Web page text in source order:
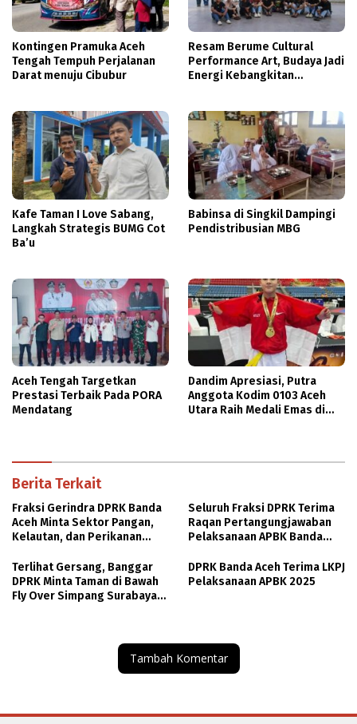
Kontingen Pramuka Aceh
Tengah Tempuh Perjalanan
Darat menuju Cibubur
Resam Berume Cultural
Performance Art, Budaya Jadi
Energi Kebangkitan
Kafe Taman I Love Sabang,
Langkah Strategis BUMG Cot
Ba’u
Babinsa di Singkil Dampingi
Pendistribusian MBG
Aceh Tengah Targetkan
Prestasi Terbaik Pada PORA
Mendatang
Dandim Apresiasi, Putra
Anggota Kodim 0103 Aceh
Utara Raih Medali Emas di
Berita Terkait
Fraksi Gerindra DPRK Banda
Aceh Minta Sektor Pangan,
Kelautan, dan Perikanan
Seluruh Fraksi DPRK Terima
Raqan Pertangungjawaban
Pelaksanaan APBK Banda
Terlihat Gersang, Banggar
DPRK Minta Taman di Bawah
Fly Over Simpang Surabaya
DPRK Banda Aceh Terima LKPJ
Pelaksanaan APBK 2025
Tambah Komentar